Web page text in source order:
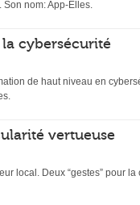
nom: App-Elles.
la cybersécurité
de haut niveau en
vertueuse
local. Deux “gestes” pour la